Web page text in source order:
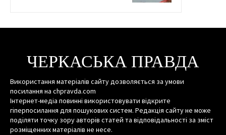
ЧЕРКАСЬКА ПРАВДА
Використання матеріалів сайту дозволяється за умови
посилання на chpravda.com
Інтернет-медіа повинні використовувати відкрите
гіперпосилання для пошукових систем. Редакція сайту не може
поділяти точку зору авторів статей та відповідальності за зміст
розміщенних матеріалів не несе.